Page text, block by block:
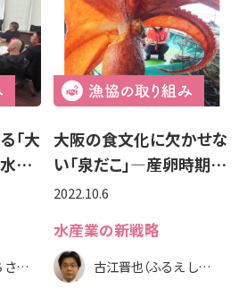
「大
水…
田口 さつき（たぐち さつき）
大阪の食文化に欠かせな
い「泉だこ」―産卵時期…
2022.10.6
水産業の新戦略
古江晋也（ふるえ しんや）